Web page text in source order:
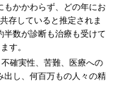
もかかわらず、どの年にお
存していると推定されま
半数が診断も治療も受けて
す。
確実性、苦難、医療への
出し、何百万もの人々の精